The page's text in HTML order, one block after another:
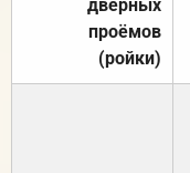
дверных
проёмов
(ройки)